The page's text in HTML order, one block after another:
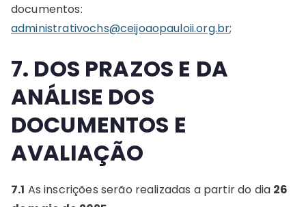
documentos:
administrativochs@ceijoaopauloii.org.br;
7. DOS PRAZOS E DA
ANÁLISE DOS
DOCUMENTOS E
AVALIAÇÃO
7.1 As inscrições serão realizadas a partir do dia 26